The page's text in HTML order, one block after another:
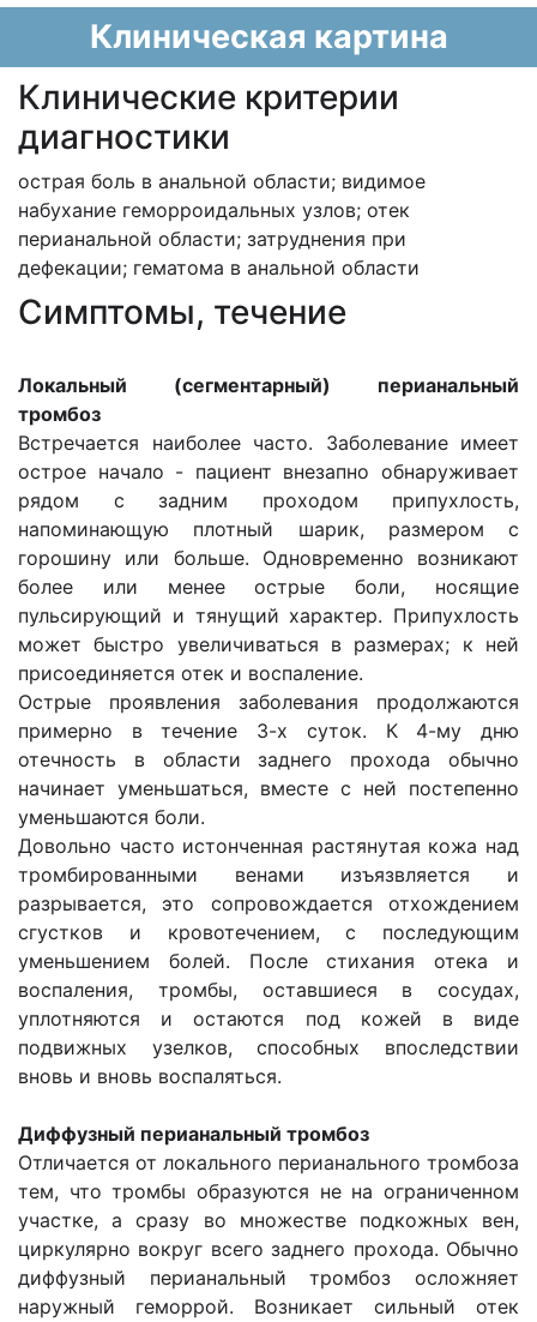
Клиническая картина
Клинические критерии
диагностики
острая боль в анальной области; видимое
набухание геморроидальных узлов; отек
перианальной области; затруднения при
дефекации; гематома в анальной области
Cимптомы, течение
Локальный (сегментарный) перианальный
тромбоз
Встречается наиболее часто. Заболевание имеет
острое начало - пациент внезапно обнаруживает
рядом с задним проходом припухлость,
напоминающую плотный шарик, размером с
горошину или больше. Одновременно возникают
более или менее острые боли, носящие
пульсирующий и тянущий характер. Припухлость
может быстро увеличиваться в размерах; к ней
присоединяется отек и воспаление.
Острые проявления заболевания продолжаются
примерно в течение 3-х суток. К 4-му дню
отечность в области заднего прохода обычно
начинает уменьшаться, вместе с ней постепенно
уменьшаются боли.
Довольно часто истонченная растянутая кожа над
тромбированными венами изъязвляется и
разрывается, это сопровождается отхождением
сгустков и кровотечением, с последующим
уменьшением болей. После стихания отека и
воспаления, тромбы, оставшиеся в сосудах,
уплотняются и остаются под кожей в виде
подвижных узелков, способных впоследствии
вновь и вновь воспаляться.
Диффузный перианальный тромбоз
Отличается от локального перианального тромбоза
тем, что тромбы образуются не на ограниченном
участке, а сразу во множестве подкожных вен,
циркулярно вокруг всего заднего прохода. Обычно
диффузный перианальный тромбоз осложняет
наружный геморрой. Возникает сильный отек